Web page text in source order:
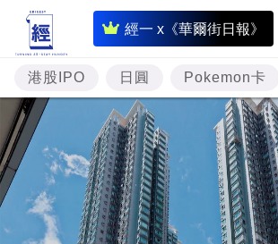
經一 x《華爾街日報》
即
時
財
經
專
題
投
資
港股IPO 日圓 Pokemon卡